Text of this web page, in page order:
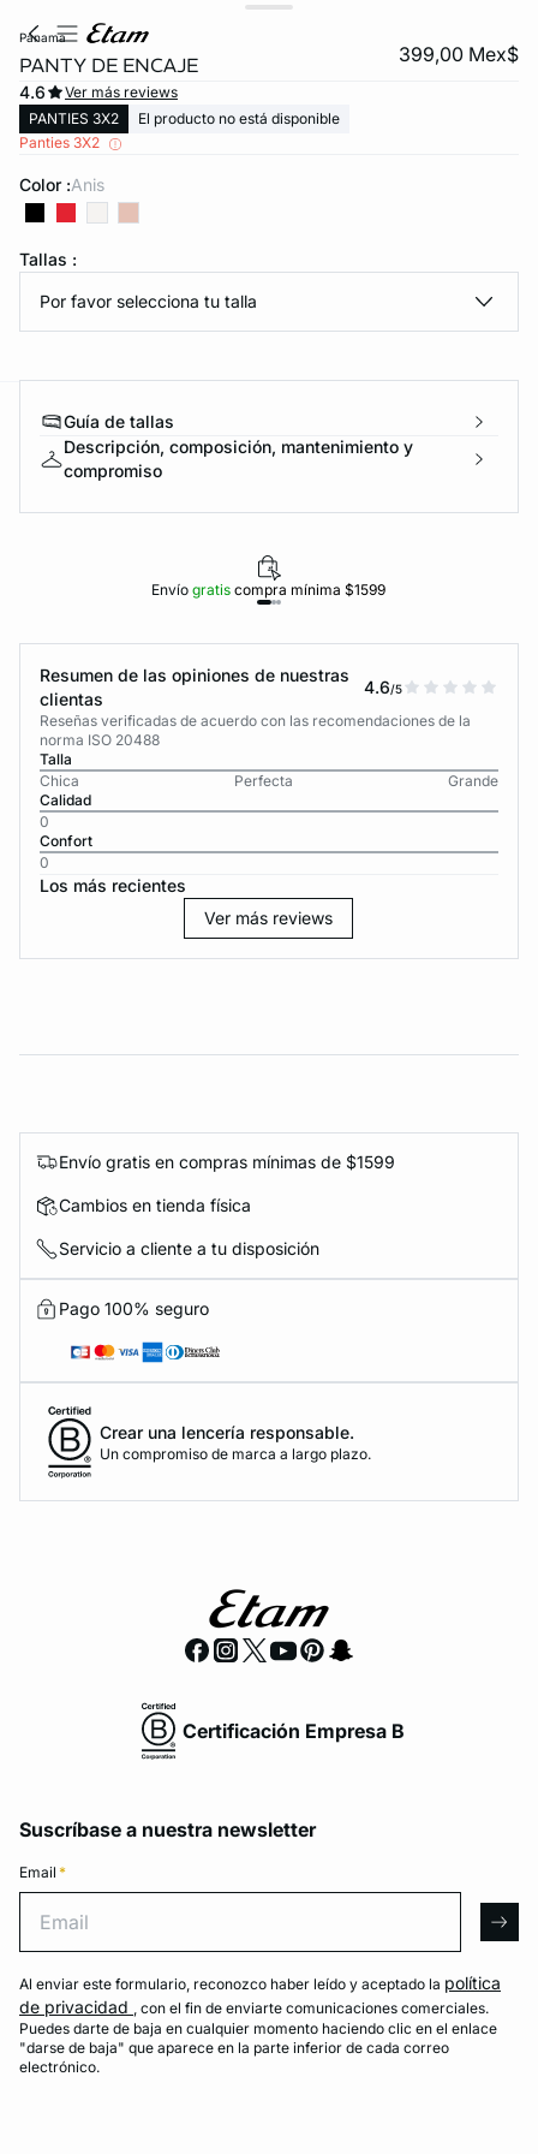
DE PANTIES
panama
PANTY DE ENCAJE 399,00 Mex$
4.6
Ver más reviews
PANTIES 3X2
El producto no está disponible
Panties 3X2
Color : anis
Tallas :
Por favor selecciona tu talla
Guía de tallas
Descripción, composición, mantenimiento y
compromiso
Envíogratiscompra mínima $1599
Resumen de las opiniones de nuestras
clientas
4.6/5
Reseñas verificadas de acuerdo con las recomendaciones de la
norma ISO 20488
Talla
Chica
Perfecta
Grande
Calidad
0
Confort
0
Los más recientes
Ver más reviews
Envío gratis en compras mínimas de $1599
Cambios en tienda física
Servicio a cliente a tu disposición
Pago 100% seguro
Crear una lencería responsable.
Un compromiso de marca a largo plazo.
Certificación Empresa B
Suscríbase a nuestra newsletter
Email *
Al enviar este formulario, reconozco haber leído y aceptado la política
de privacidad , con el fin de enviarte comunicaciones comerciales.
Puedes darte de baja en cualquier momento haciendo clic en el enlace
"darse de baja" que aparece en la parte inferior de cada correo
electrónico.